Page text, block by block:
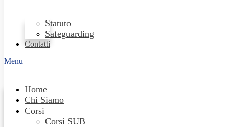
Statuto
Safeguarding
Contatti
Menu
Home
Chi Siamo
Corsi
Corsi SUB